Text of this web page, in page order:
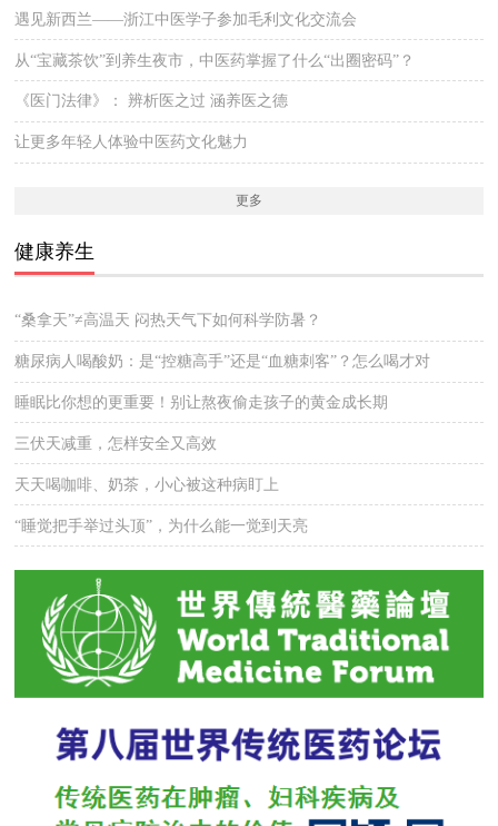
遇见新西兰——浙江中医学子参加毛利文化交流会
从“宝藏茶饮”到养生夜市，中医药掌握了什么“出圈密码”？
《医门法律》： 辨析医之过 涵养医之德
让更多年轻人体验中医药文化魅力
更多
健康养生
“桑拿天”≠高温天 闷热天气下如何科学防暑？
糖尿病人喝酸奶：是“控糖高手”还是“血糖刺客”？怎么喝才对
睡眠比你想的更重要！别让熬夜偷走孩子的黄金成长期
三伏天减重，怎样安全又高效
天天喝咖啡、奶茶，小心被这种病盯上
“睡觉把手举过头顶”，为什么能一觉到天亮